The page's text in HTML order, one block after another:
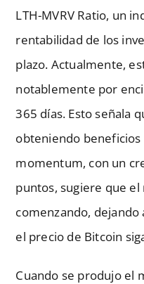
LTH-MVRV Ratio, un
rentabilidad de los
plazo. Actualmente,
notablemente por
365 días. Esto señala
obteniendo
momentum, con un
puntos, sugiere que
comenzando,
el precio de Bitcoin
Cuando se produjo el